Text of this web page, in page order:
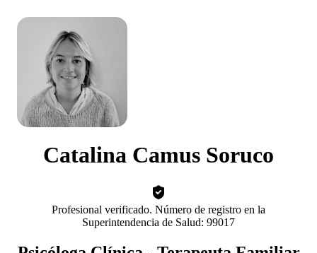
Catalina Camus Soruco
Profesional verificado. Número de registro en la
Superintendencia de Salud: 99017